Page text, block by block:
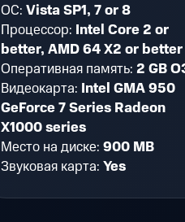
ОС: Vista SP1, 7 or 8
Процессор: Intel Core 2 or
better, AMD 64 X2 or better
Оперативная память: 2 GB
Видеокарта: Intel GMA 950
GeForce 7 Series Radeon
X1000 series
Место на диске: 900 MB
Звуковая карта: Yes